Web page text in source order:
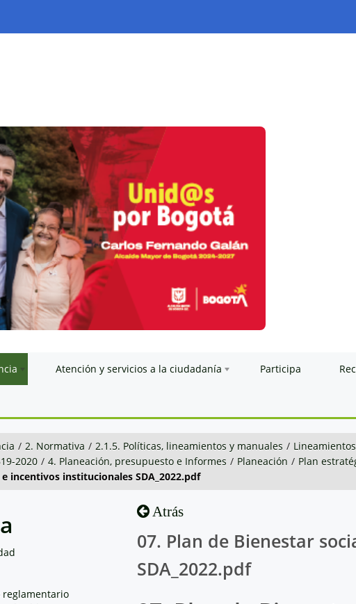
Atención y servicios a la ciudadanía Participa
/ 2. Normativa / 2.1.5. Políticas, lineamientos y manuales / Lineamientos
2020 / 4. Planeación, presupuesto e Informes / Planeación / Plan
incentivos institucionales SDA_2022.pdf
reglamentario
Atrás
07. Plan de Bienestar
SDA_2022.pdf